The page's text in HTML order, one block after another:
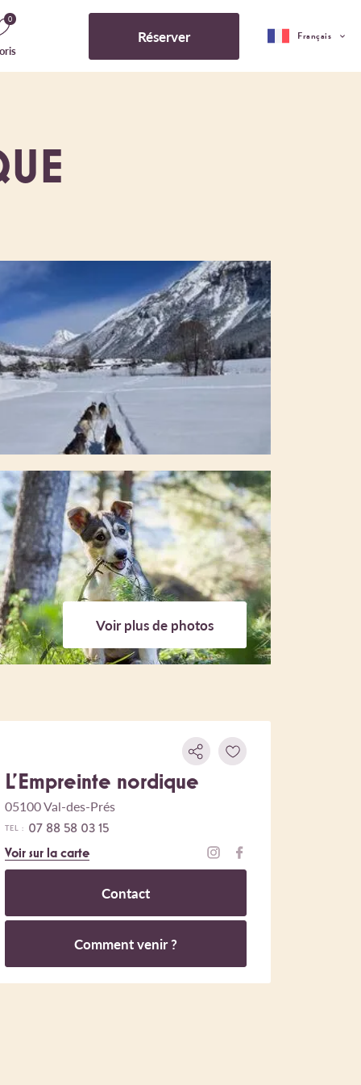
0
Réserver Français
Voir plus de photos
L'Empreinte nordique
05100 Val-des-Prés
TEL : 07 88 58 03 15
Voir sur la carte
Contact
Comment venir ?